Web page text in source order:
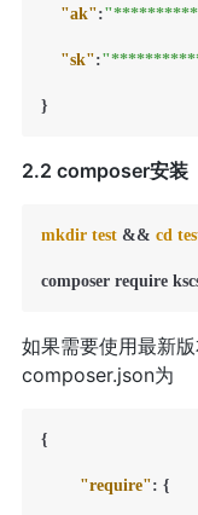
"ak":
"sk":
}
2.2 composer安装
mkdir test && cd
如果需要使用最新
composer.json为
{
"require": {